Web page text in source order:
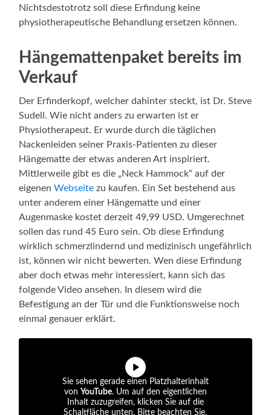
Nichtsdestotrotz soll diese Erfindung keine
physiotherapeutische Behandlung ersetzen können.
Hängemattenpaket bereits im
Verkauf
Der Erfinderkopf, welcher dahinter steckt, ist Dr. Steve
Sudell. Wie nicht anders zu erwarten ist er
Physiotherapeut. Er wurde durch die täglichen
Nackenleiden seiner Praxis-Patienten zu dieser
Hängematte der etwas anderen Art inspiriert.
Mittlerweile gibt es die „Neck Hammock“ auf der
eigenenWebseite zu kaufen. Ein Set bestehend aus
unter anderem einer Hängematte und einer
Augenmaske kostet derzeit 49,99 USD. Umgerechnet
sollen das rund 45 Euro sein. Ob diese Erfindung
wirklich schmerzlindernd und medizinisch ungefährlich
ist, können wir nicht bewerten. Wen diese Erfindung
aber doch etwas mehr interessiert, kann sich das
folgende Video ansehen. In diesem wird die
Befestigung an der Tür und die Funktionsweise noch
einmal genauer erklärt.
Sie sehen gerade einen Platzhalterinhalt
von YouTube. Um auf den eigentlichen
Inhalt zuzugreifen, klicken Sie auf die
Schaltfläche unten. Bitte beachten Sie,